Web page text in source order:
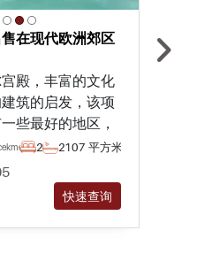
在现代欧洲郊区
殿，丰富的文化
筑的启发，该项
些最好的地区，
供了一系列令人
斯海域翻新别墅
2 2107 平方米
快速查询